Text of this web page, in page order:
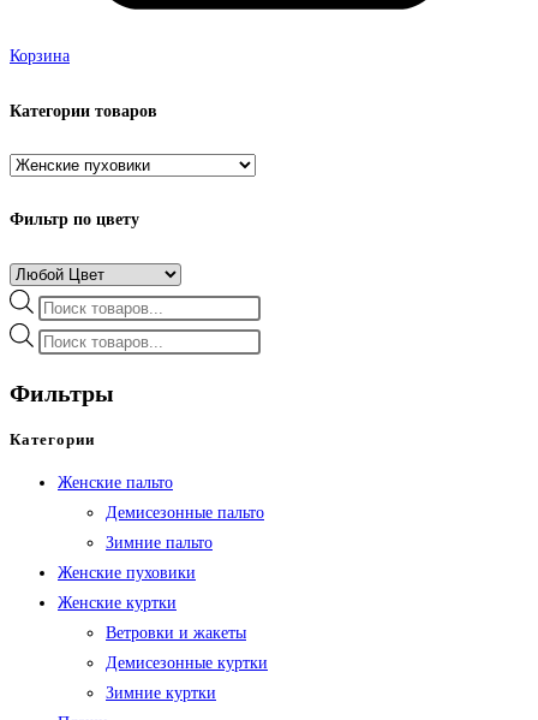
Корзина
Категории товаров
Фильтр по цвету
Поиск
товаров
Поиск
Фильтры
Категории
Женские пальто
Демисезонные пальто
Зимние пальто
Женские пуховики
Женские куртки
Ветровки и жакеты
Демисезонные куртки
Зимние куртки